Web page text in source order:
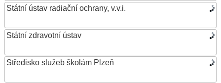
Státní ústav radiační ochrany, v.v.i.
Státní zdravotní ústav
Středisko služeb školám Plzeň